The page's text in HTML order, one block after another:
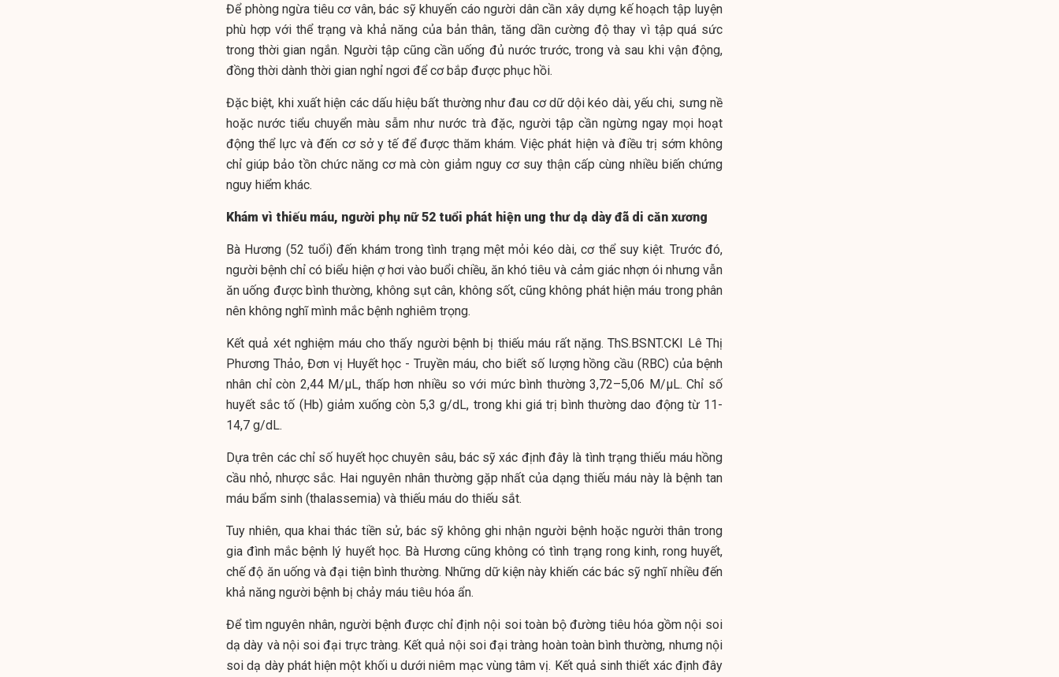
Để phòng ngừa tiêu cơ vân, bác sỹ khuyến cáo người dân cần xây dựng kế hoạch tập luyện
phù hợp với thể trạng và khả năng của bản thân, tăng dần cường độ thay vì tập quá sức
trong thời gian ngắn. Người tập cũng cần uống đủ nước trước, trong và sau khi vận động,
đồng thời dành thời gian nghỉ ngơi để cơ bắp được phục hồi.
Đặc biệt, khi xuất hiện các dấu hiệu bất thường như đau cơ dữ dội kéo dài, yếu chi, sưng nề
hoặc nước tiểu chuyển màu sẫm như nước trà đặc, người tập cần ngừng ngay mọi hoạt
động thể lực và đến cơ sở y tế để được thăm khám. Việc phát hiện và điều trị sớm không
chỉ giúp bảo tồn chức năng cơ mà còn giảm nguy cơ suy thận cấp cùng nhiều biến chứng
nguy hiểm khác.
Khám vì thiếu máu, người phụ nữ 52 tuổi phát hiện ung thư dạ dày đã di căn xương
Bà Hương (52 tuổi) đến khám trong tình trạng mệt mỏi kéo dài, cơ thể suy kiệt. Trước đó,
người bệnh chỉ có biểu hiện ợ hơi vào buổi chiều, ăn khó tiêu và cảm giác nhợn ói nhưng vẫn
ăn uống được bình thường, không sụt cân, không sốt, cũng không phát hiện máu trong phân
nên không nghĩ mình mắc bệnh nghiêm trọng.
Kết quả xét nghiệm máu cho thấy người bệnh bị thiếu máu rất nặng. ThS.BSNT.CKI Lê Thị
Phương Thảo, Đơn vị Huyết học - Truyền máu, cho biết số lượng hồng cầu (RBC) của bệnh
nhân chỉ còn 2,44 M/µL, thấp hơn nhiều so với mức bình thường 3,72–5,06 M/µL. Chỉ số
huyết sắc tố (Hb) giảm xuống còn 5,3 g/dL, trong khi giá trị bình thường dao động từ 11-
14,7 g/dL.
Dựa trên các chỉ số huyết học chuyên sâu, bác sỹ xác định đây là tình trạng thiếu máu hồng
cầu nhỏ, nhược sắc. Hai nguyên nhân thường gặp nhất của dạng thiếu máu này là bệnh tan
máu bẩm sinh (thalassemia) và thiếu máu do thiếu sắt.
Tuy nhiên, qua khai thác tiền sử, bác sỹ không ghi nhận người bệnh hoặc người thân trong
gia đình mắc bệnh lý huyết học. Bà Hương cũng không có tình trạng rong kinh, rong huyết,
chế độ ăn uống và đại tiện bình thường. Những dữ kiện này khiến các bác sỹ nghĩ nhiều đến
khả năng người bệnh bị chảy máu tiêu hóa ẩn.
Để tìm nguyên nhân, người bệnh được chỉ định nội soi toàn bộ đường tiêu hóa gồm nội soi
dạ dày và nội soi đại trực tràng. Kết quả nội soi đại tràng hoàn toàn bình thường, nhưng nội
soi dạ dày phát hiện một khối u dưới niêm mạc vùng tâm vị. Kết quả sinh thiết xác định đây